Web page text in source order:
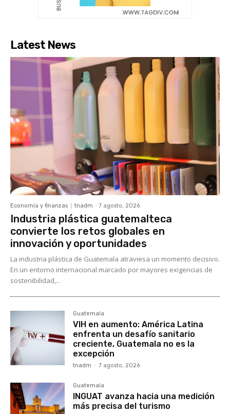
Latest News
Economía y finanzas tnadm - 7 agosto, 2026
Industria plástica guatemalteca
convierte los retos globales en
innovación y oportunidades
La industria plástica de Guatemala atraviesa un momento decisivo.
En un entorno internacional marcado por mayores exigencias de
sostenibilidad,...
Guatemala
VIH en aumento: América Latina
enfrenta un desafío sanitario
creciente, Guatemala no es la
excepción
tnadm - 7 agosto, 2026
Guatemala
INGUAT avanza hacia una medición
más precisa del turismo